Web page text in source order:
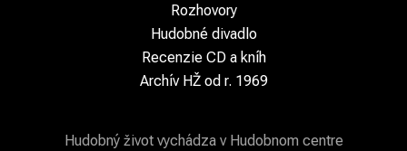
Rozhovory
Hudobné divadlo
Recenzie CD a kníh
Archív HŽ od r. 1969
Hudobný život vychádza v Hudobnom centre